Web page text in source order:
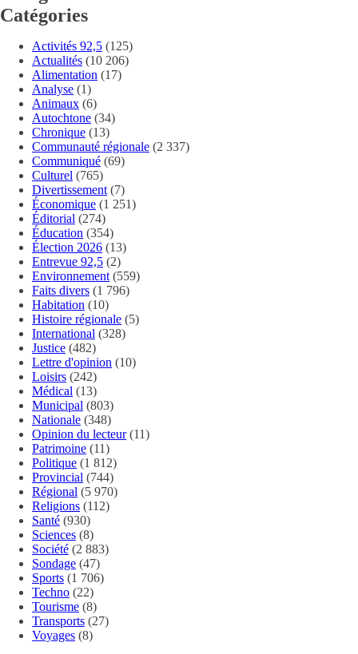
Catégories
Activités 92,5 (125)
Actualités (10 206)
Alimentation (17)
Analyse (1)
Animaux (6)
Autochtone (34)
Chronique (13)
Communauté régionale (2 337)
Communiqué (69)
Culturel (765)
Divertissement (7)
Économique (1 251)
Éditorial (274)
Éducation (354)
Élection 2026 (13)
Entrevue 92,5 (2)
Environnement (559)
Faits divers (1 796)
Habitation (10)
Histoire régionale (5)
International (328)
Justice (482)
Lettre d'opinion (10)
Loisirs (242)
Médical (13)
Municipal (803)
Nationale (348)
Opinion du lecteur(11)
Patrimoine (11)
Politique (1 812)
Provincial (744)
Régional (5 970)
Religions (112)
Santé (930)
Sciences (8)
Société (2 883)
Sondage (47)
Sports (1 706)
Techno (22)
Tourisme (8)
Transports (27)
Voyages (8)